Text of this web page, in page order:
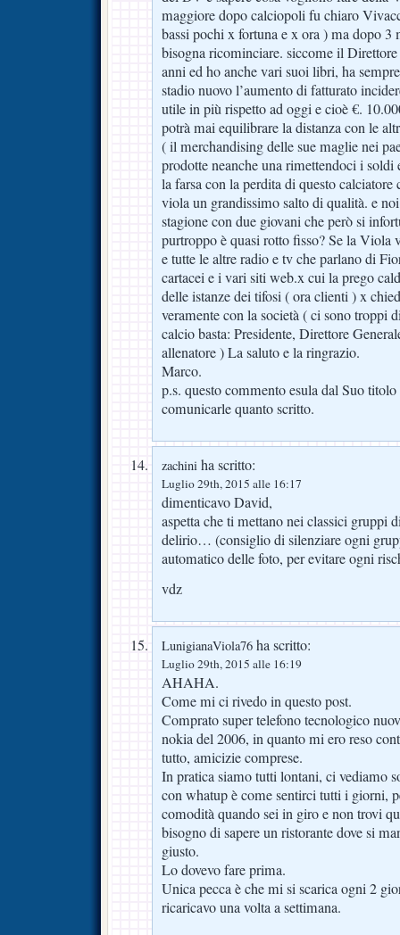
maggiore dopo calciopoli fu chiaro
bassi pochi x fortuna e x ora ) ma dopo 3
bisogna ricominciare. siccome il
anni ed ho anche vari suoi libri, ha
stadio nuovo l’aumento di fatturato
utile in più rispetto ad oggi e cioè €.
potrà mai equilibrare la distanza con le
( il merchandising delle sue maglie nei
prodotte neanche una rimettendoci i soldi
la farsa con la perdita di questo calciatore
viola un grandissimo salto di qualità. e
stagione con due giovani che però si
purtroppo è quasi rotto fisso? Se la Viola
e tutte le altre radio e tv che parlano di
cartacei e i vari siti web.x cui la prego
delle istanze dei tifosi ( ora clienti ) x
veramente con la società ( ci sono troppi
calcio basta: Presidente, Direttore
allenatore ) La saluto e la ringrazio.
Marco.
p.s. questo commento esula dal Suo
comunicarle quanto scritto.
zachini ha scritto:
Luglio 29th, 2015 alle 16:17
dimenticavo David,
aspetta che ti mettano nei classici gruppi
delirio… (consiglio di silenziare ogni
automatico delle foto, per evitare ogni
vdz
LunigianaViola76 ha scritto:
Luglio 29th, 2015 alle 16:19
AHAHA.
Come mi ci rivedo in questo post.
Comprato super telefono tecnologico
nokia del 2006, in quanto mi ero reso
tutto, amicizie comprese.
In pratica siamo tutti lontani, ci vediamo
con whatup è come sentirci tutti i giorni,
comodità quando sei in giro e non trovi
bisogno di sapere un ristorante dove si
giusto.
Lo dovevo fare prima.
Unica pecca è che mi si scarica ogni 2
ricaricavo una volta a settimana.